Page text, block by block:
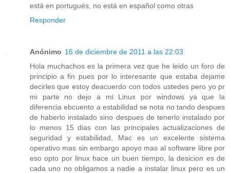
está en portugués, no está en español como otras
Responder
Anónimo 16 de diciembre de 2011 a las 22:03
Hola muchachos es la primera vez que he leido un foro de
principio a fin pues por lo interesante que estaba dejame
decirles que estoy deacuerdo con todos ustedes pero yo pr
mi parte no dejo a mi Linux por windows ya que la
diferencia ebcuento a estabilidad se nota no tando despues
de haberlo instalado sino despues de tenerlo instalado por
lo menos 15 dias con las principales actualizaciones de
seguridad y estabilidad, Mac es un excelente sistema
operativo mas sin embargo apoyo mas al software libre por
eso opto por linux hace un buen tiempo, la desicion es de
cada uno no obligamos a nadie a instalar linux pero es un